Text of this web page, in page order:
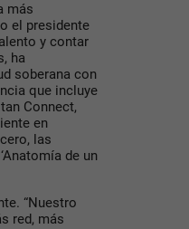
más
el presidente
y contar
ha
soberana con
que incluye
Connect,
en
las
de un
“Nuestro
red, más